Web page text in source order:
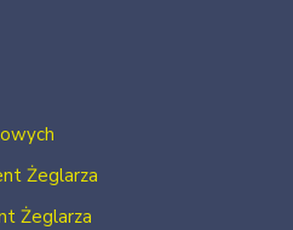
Żeglarza
Żeglarza